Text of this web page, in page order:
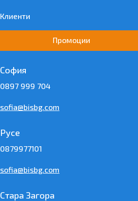
Клиенти
Промоции
София
0897 999 704
sofia@bisbg.com
Русе
0879977101
sofia@bisbg.com
Стара Загора